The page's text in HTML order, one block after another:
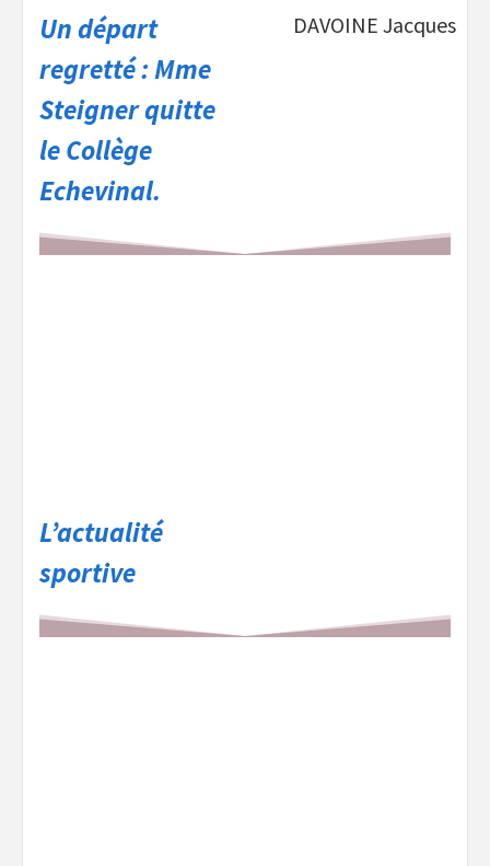
Un départ
regretté : Mme
Steigner quitte
le Collège
Echevinal.
DAVOINE Jacques
L’actualité
sportive